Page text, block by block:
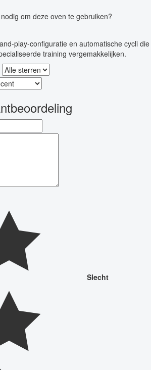
om deze oven te gebruiken?
play-configuratie en automatische cycli die
training vergemakkelijken.
Slecht